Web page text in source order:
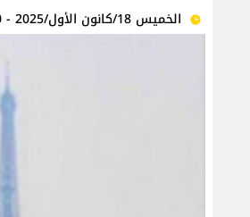
الخميس 18/كانون الأول/2025 - 04:50 م